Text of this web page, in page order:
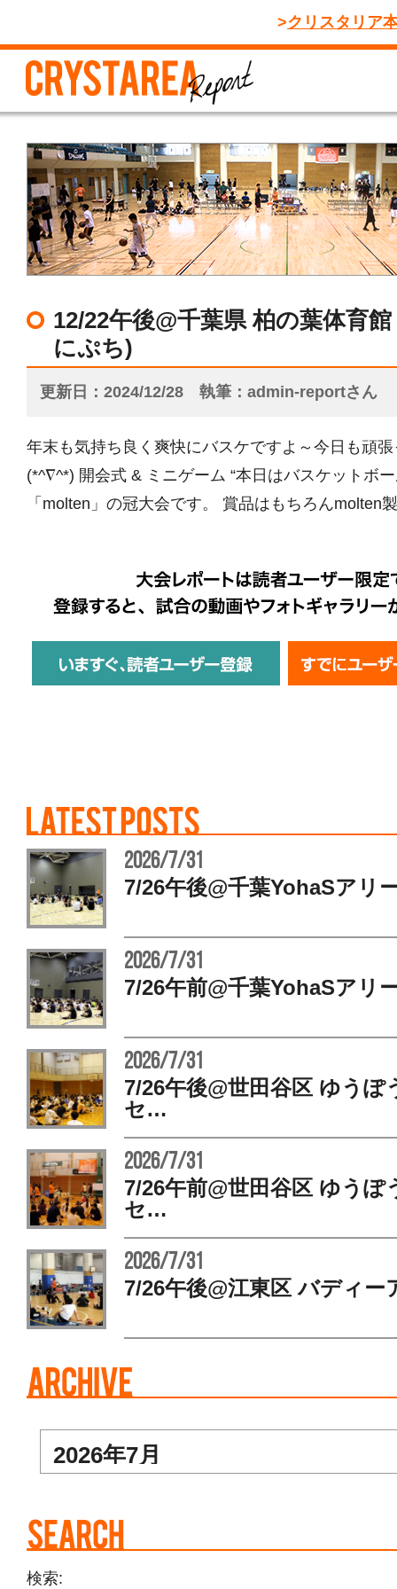
クリスタリア
12/22午後@千葉県 柏の葉体育
にぷち)
更新日 2024/12/28 執筆 admin-reportさん
年末も気持ち良く爽快にバスケですよ～今日も頑
(*^∇^*) 開会式 & ミニゲーム “本日はバスケットボ
「molten」の冠大会です。 賞品はもちろんmolten
2026/7/31
7/26午後@千葉YohaSア
2026/7/31
7/26午前@千葉YohaSア
2026/7/31
7/26午後@世田谷区 ゆうぽ
セ…
2026/7/31
7/26午前@世田谷区 ゆうぽ
セ…
2026/7/31
7/26午後@江東区 バディ
検索: